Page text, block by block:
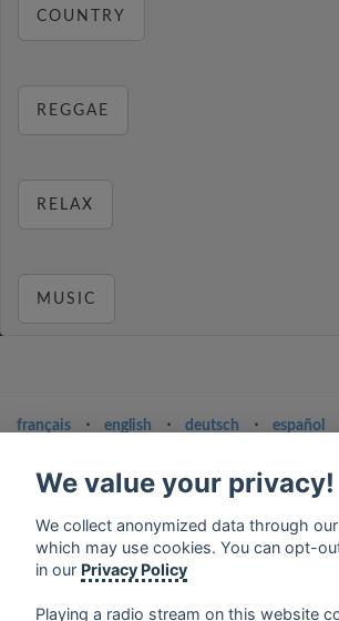
COUNTRY
REGGAE
RELAX
MUSIC
français ⋅ english ⋅ deutsch ⋅ español
ελληνικά
norsk
Terms of service
Privacy Policy
Google Play and the Google Play logo are trademarks
We value your privacy!
We collect anonymized data through
which may use cookies. You can opt-
in our Privacy Policy
Playing a radio stream on this website